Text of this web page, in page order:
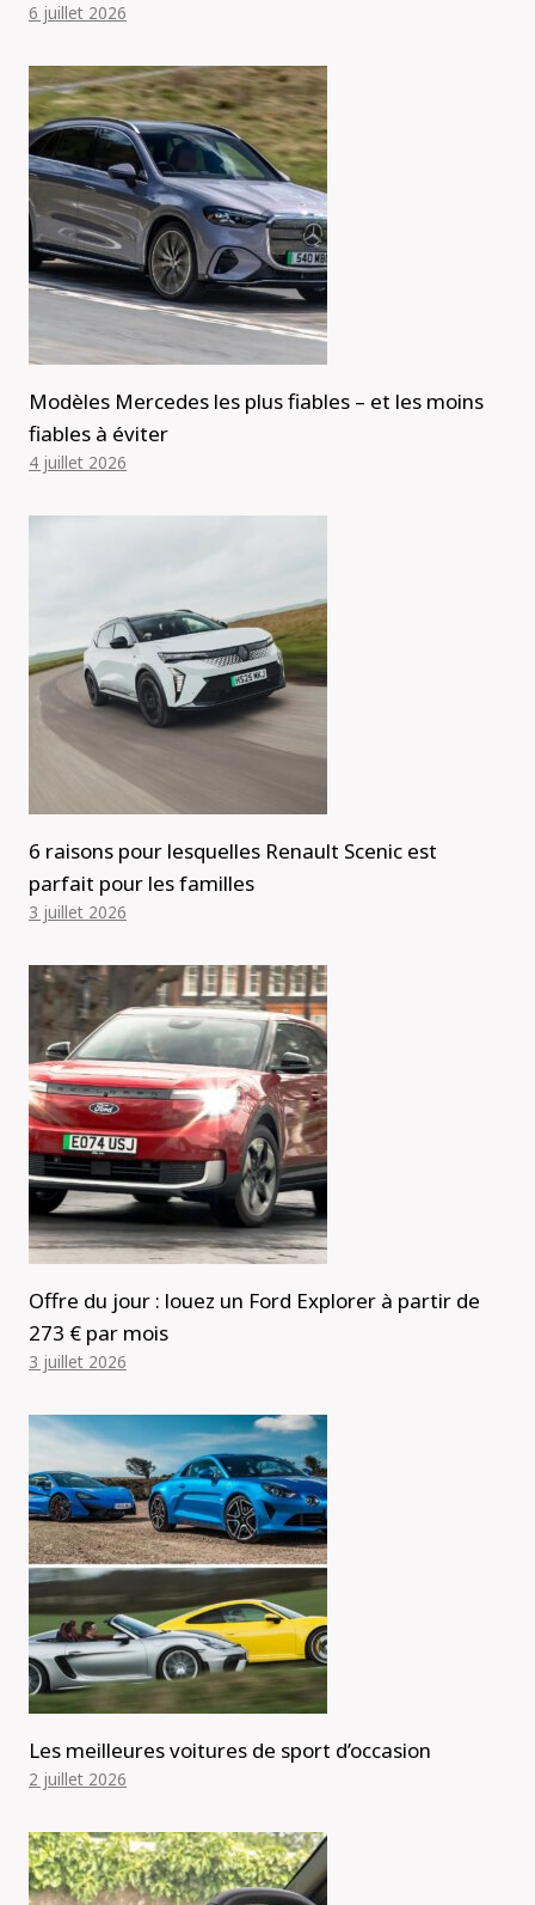
6 juillet 2026
Modèles Mercedes les plus fiables – et les moins
fiables à éviter
4 juillet 2026
6 raisons pour lesquelles Renault Scenic est
parfait pour les familles
3 juillet 2026
Offre du jour : louez un Ford Explorer à partir de
273 € par mois
3 juillet 2026
Les meilleures voitures de sport d’occasion
2 juillet 2026